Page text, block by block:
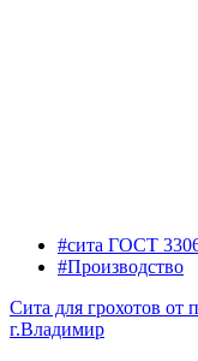
#сита ГОСТ
#Производство
Сита для грохотов от
г.Владимир